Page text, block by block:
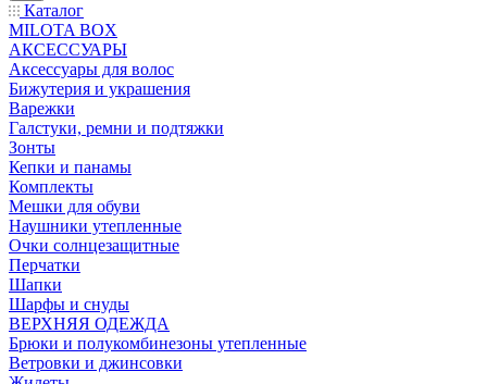
Каталог
MILOTA BOX
АКСЕССУАРЫ
Аксессуары для волос
Бижутерия и украшения
Варежки
Галстуки, ремни и подтяжки
Зонты
Кепки и панамы
Комплекты
Мешки для обуви
Наушники утепленные
Очки солнцезащитные
Перчатки
Шапки
Шарфы и снуды
ВЕРХНЯЯ ОДЕЖДА
Брюки и полукомбинезоны утепленные
Ветровки и джинсовки